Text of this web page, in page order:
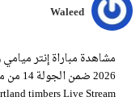
Waleed